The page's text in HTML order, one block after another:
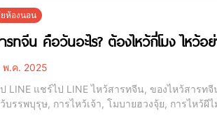
ยห้องนอน
รทจีน คือวันอะไร? ต้องไหว้กี่โมง ไหว้อย่
พ.ค. 2025
ม้ไหว้สารทจีน, ขนมไหว้สารทจีน, ข้อห้ามวันสารทจีน, เทศกาลสารทจีน,
บรรพบุรุษ, การไหว้เจ้า, โมบายฮวงจุ้ย, การไหว้